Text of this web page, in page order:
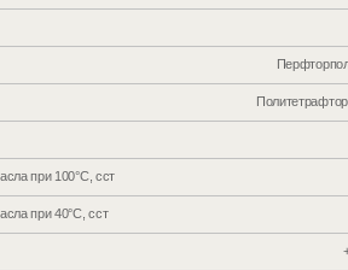
при 100°С, сст
при 40°С, сст